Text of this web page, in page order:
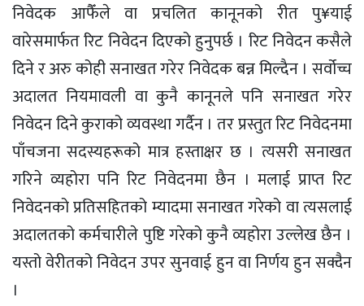
निवेदक आफैँले वा प्रचलित कानूनको रीत पु¥याई
वारेसमार्फत रिट निवेदन दिएको हुनुपर्छ । रिट निवेदन कसैले
दिने र अरु कोही सनाखत गरेर निवेदक बन्न मिल्दैन । सर्वोच्च
अदालत नियमावली वा कुनै कानूनले पनि सनाखत गरेर
निवेदन दिने कुराको व्यवस्था गर्दैन । तर प्रस्तुत रिट निवेदनमा
पाँचजना सदस्यहरूको मात्र हस्ताक्षर छ । त्यसरी सनाखत
गरिने व्यहोरा पनि रिट निवेदनमा छैन । मलाई प्राप्त रिट
निवेदनको प्रतिसहितको म्यादमा सनाखत गरेको वा त्यसलाई
अदालतको कर्मचारीले पुष्टि गरेको कुनै व्यहोरा उल्लेख छैन ।
यस्तो वेरीतको निवेदन उपर सुनवाई हुन वा निर्णय हुन सक्दैन
।